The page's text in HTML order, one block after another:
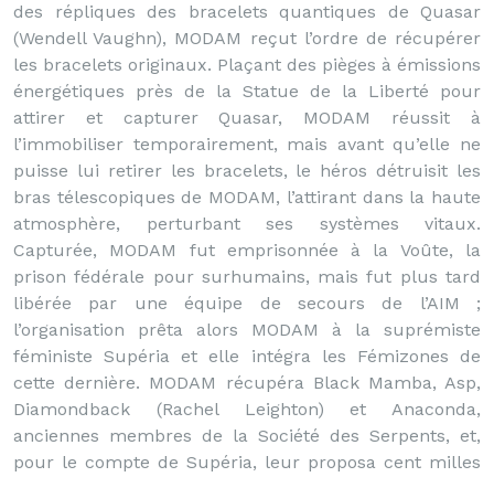
des répliques des bracelets quantiques de Quasar
(Wendell Vaughn), MODAM reçut l’ordre de récupérer
les bracelets originaux. Plaçant des pièges à émissions
énergétiques près de la Statue de la Liberté pour
attirer et capturer Quasar, MODAM réussit à
l’immobiliser temporairement, mais avant qu’elle ne
puisse lui retirer les bracelets, le héros détruisit les
bras télescopiques de MODAM, l’attirant dans la haute
atmosphère, perturbant ses systèmes vitaux.
Capturée, MODAM fut emprisonnée à la Voûte, la
prison fédérale pour surhumains, mais fut plus tard
libérée par une équipe de secours de l’AIM ;
l’organisation prêta alors MODAM à la suprémiste
féministe Supéria et elle intégra les Fémizones de
cette dernière. MODAM récupéra Black Mamba, Asp,
Diamondback (Rachel Leighton) et Anaconda,
anciennes membres de la Société des Serpents, et,
pour le compte de Supéria, leur proposa cent milles